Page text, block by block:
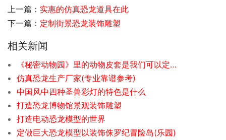
上一篇： 实惠的仿真恐龙道具在此
下一篇： 定制街景恐龙装饰雕塑
相关新闻
《秘密动物园》里的动物皮套是我们可以定制的
仿真恐龙生产厂家(专业靠谱参考)
中国风中四种圣兽彩灯的特色是什么
打造恐龙博物馆景观装饰雕塑
打造电动恐龙模型的世界
定做巨大恐龙模型以装饰侏罗纪冒险岛(乐园)